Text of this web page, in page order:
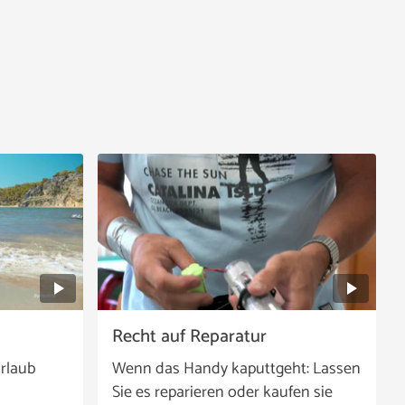
Recht auf Reparatur
Wenn das Handy kaputtgeht: Lassen
Sie es reparieren oder kaufen sie